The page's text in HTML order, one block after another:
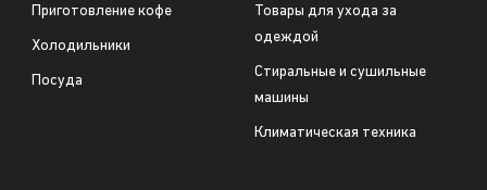
Приготовление кофе
Холодильники
Посуда
Товары для ухода за
одеждой
Стиральные и сушильные
машины
Климатическая техника